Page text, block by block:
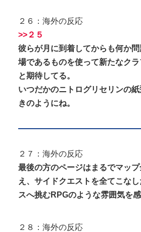
２６：海外の反応
>>２５
彼らが月に到着してからも何か
場であるものを使って新たなク
と期待してる。
いつだかのニトログリセリンの
きのようにね。
２７：海外の反応
最後の方のページはまるでマッ
え、サイドクエストを全てこな
スへ挑むRPGのような雰囲気を感
２８：海外の反応